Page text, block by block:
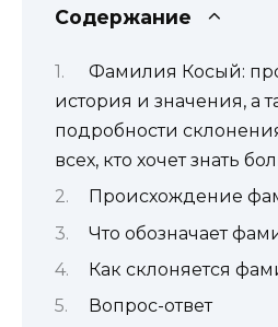
Содержание
Фамилия Косый:
история и значения, а
подробности
всех, кто хочет знать
Происхождение
Что обозначает
Как склоняется
Вопрос-ответ